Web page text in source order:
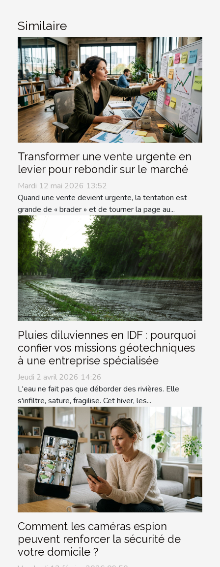
Similaire
Transformer une vente urgente en
levier pour rebondir sur le marché
Mardi 12 mai 2026 13:52
Quand une vente devient urgente, la tentation est
grande de « brader » et de tourner la page au...
Pluies diluviennes en IDF : pourquoi
confier vos missions géotechniques
à une entreprise spécialisée
Jeudi 2 avril 2026 14:26
L'eau ne fait pas que déborder des rivières. Elle
s'infiltre, sature, fragilise. Cet hiver, les...
Comment les caméras espion
peuvent renforcer la sécurité de
votre domicile ?